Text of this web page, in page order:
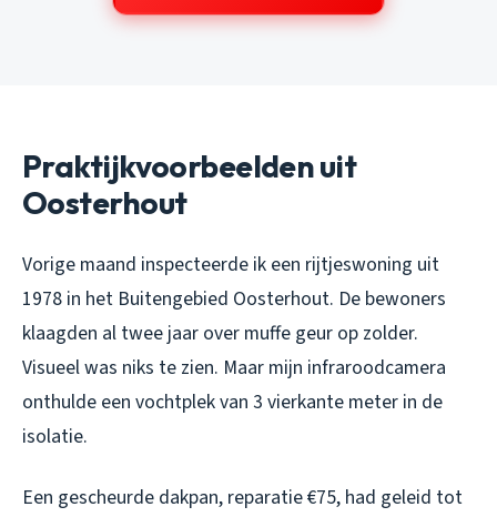
Praktijkvoorbeelden uit
Oosterhout
Vorige maand inspecteerde ik een rijtjeswoning uit
1978 in het Buitengebied Oosterhout. De bewoners
klaagden al twee jaar over muffe geur op zolder.
Visueel was niks te zien. Maar mijn infraroodcamera
onthulde een vochtplek van 3 vierkante meter in de
isolatie.
Een gescheurde dakpan, reparatie €75, had geleid tot